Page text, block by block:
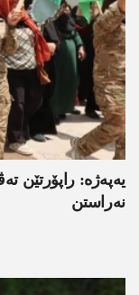
یەپەژە: راپۆرتێن
نەراستن